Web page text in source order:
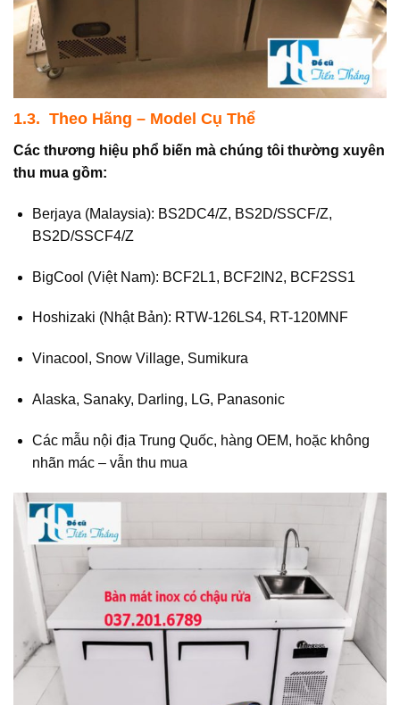
1.3. Theo Hãng – Model Cụ Thể
Các thương hiệu phổ biến mà chúng tôi thường xuyên
thu mua gồm:
Berjaya (Malaysia): BS2DC4/Z, BS2D/SSCF/Z,
BS2D/SSCF4/Z
BigCool (Việt Nam): BCF2L1, BCF2IN2, BCF2SS1
Hoshizaki (Nhật Bản): RTW-126LS4, RT-120MNF
Vinacool, Snow Village, Sumikura
Alaska, Sanaky, Darling, LG, Panasonic
Các mẫu nội địa Trung Quốc, hàng OEM, hoặc không
nhãn mác – vẫn thu mua